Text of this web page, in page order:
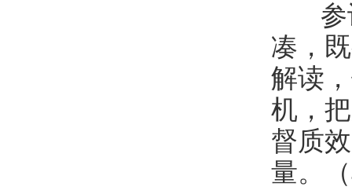
参训
凑，
解读
机，
督质
量。